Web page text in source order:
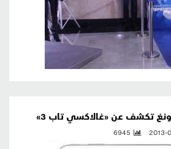
تكشف عن «غالاكسي تاب 3»
2013-
6945